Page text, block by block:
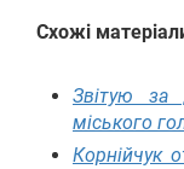
Схожі
Звітую за
міського
Корнійчук